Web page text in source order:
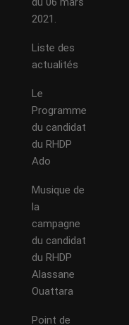
2021.
Liste des
actualités
Le
Programme
du candidat
du RHDP
Ado
Musique de
la
campagne
du candidat
du RHDP
Alassane
Ouattara
Point de